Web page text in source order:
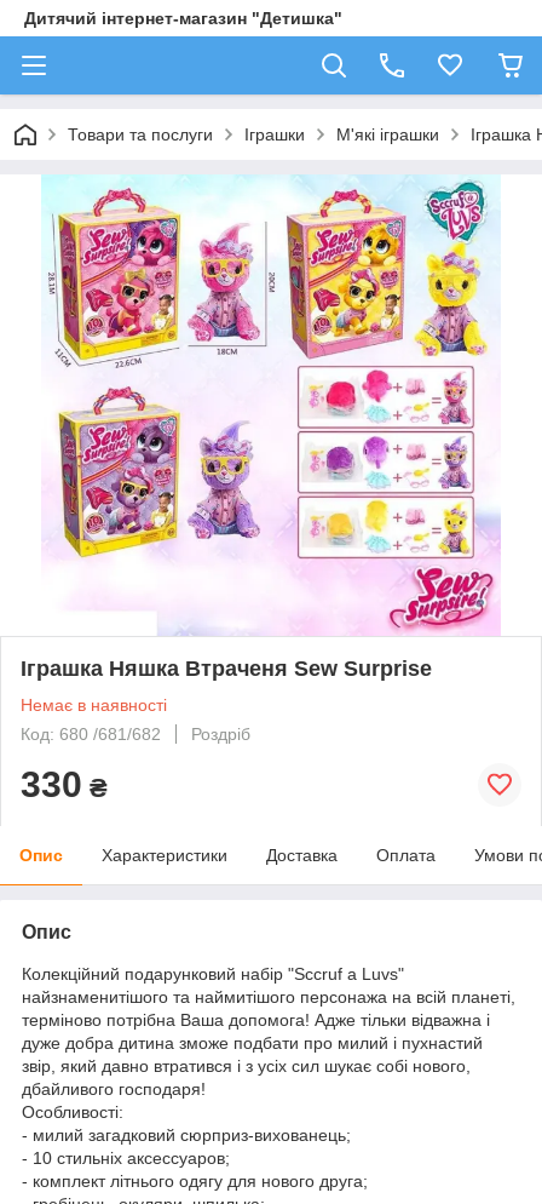
Дитячий інтернет-магазин "Детишка"
Товари та послуги Іграшки М'які іграшки Іграшка
Іграшка Няшка Втраченя Sew Surprise
Немає в наявності
Код: 680 /681/682
Роздріб
330 ₴
Опис Характеристики Доставка Оплата Умови
Опис
Колекційний подарунковий набір "Sccruf a Luvs"
найзнаменитішого та наймитішого персонажа на всій планеті,
терміново потрібна Ваша допомога! Адже тільки відважна і
дуже добра дитина зможе подбати про милий і пухнастий
звір, який давно втратився і з усіх сил шукає собі нового,
дбайливого господаря!
Особливості:
- милий загадковий сюрприз-вихованець;
- 10 стильніх аксессуаров;
- комплект літнього одягу для нового друга;